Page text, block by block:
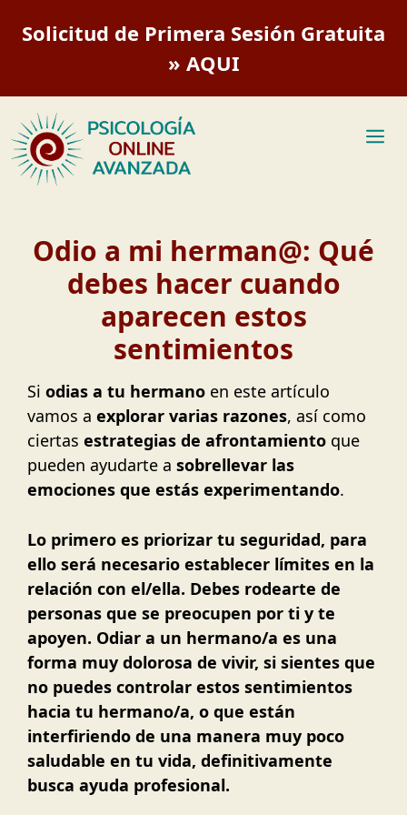
Solicitud de Primera Sesión Gratuita
» AQUI
Odio a mi herman@: Qué
debes hacer cuando
aparecen estos
sentimientos
Si odias a tu hermano en este artículo
vamos a explorar varias razones, así como
ciertas estrategias de afrontamiento que
pueden ayudarte a sobrellevar las
emociones que estás experimentando.
Lo primero es priorizar tu seguridad, para
ello será necesario establecer límites en la
relación con el/ella. Debes rodearte de
personas que se preocupen por ti y te
apoyen. Odiar a un hermano/a es una
forma muy dolorosa de vivir, si sientes que
no puedes controlar estos sentimientos
hacia tu hermano/a, o que están
interfiriendo de una manera muy poco
saludable en tu vida, definitivamente
busca ayuda profesional.